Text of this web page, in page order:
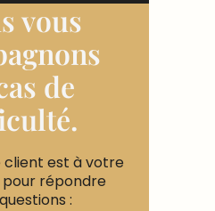
vous
de
client est à votre
répondre
: